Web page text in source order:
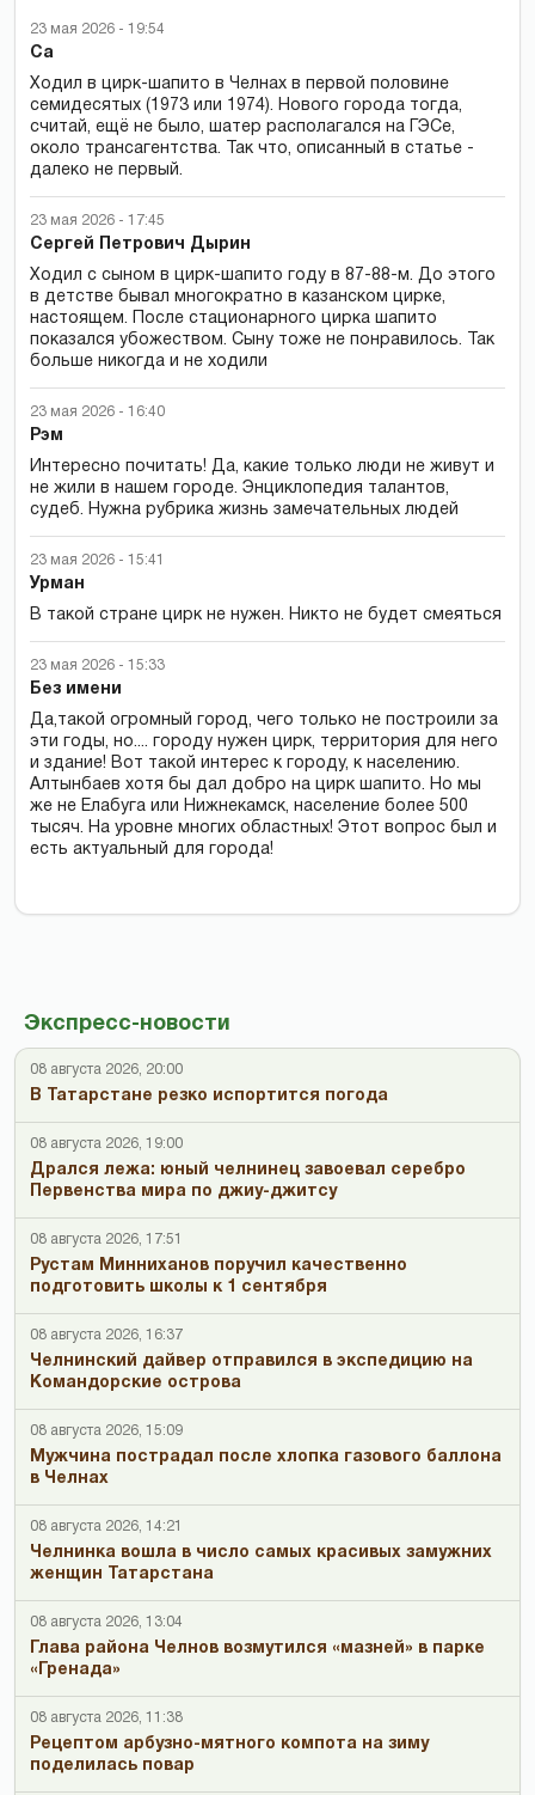
Экспресс-новости
08 августа 2026, 20:00
В Татарстане резко испортится погода
08 августа 2026, 19:00
Дрался лежа: юный челнинец завоевал серебро
Первенства мира по джиу-джитсу
08 августа 2026, 17:51
Рустам Минниханов поручил качественно
подготовить школы к 1 сентября
08 августа 2026, 16:37
Челнинский дайвер отправился в экспедицию на
Командорские острова
08 августа 2026, 15:09
Мужчина пострадал после хлопка газового баллона
в Челнах
08 августа 2026, 14:21
Челнинка вошла в число самых красивых замужних
женщин Татарстана
08 августа 2026, 13:04
Глава района Челнов возмутился «мазней» в парке
«Гренада»
08 августа 2026, 11:38
Рецептом арбузно-мятного компота на зиму
поделилась повар
23 мая 2026 - 19:54
Са
Ходил в цирк-шапито в Челнах в первой половине
семидесятых (1973 или 1974). Нового города тогда,
считай, ещё не было, шатер располагался на ГЭСе,
около трансагентства. Так что, описанный в статье -
далеко не первый.
23 мая 2026 - 17:45
Сергей Петрович Дырин
Ходил с сыном в цирк-шапито году в 87-88-м. До этого
в детстве бывал многократно в казанском цирке,
настоящем. После стационарного цирка шапито
показался убожеством. Сыну тоже не понравилось. Так
больше никогда и не ходили
23 мая 2026 - 16:40
Рэм
Интересно почитать! Да, какие только люди не живут и
не жили в нашем городе. Энциклопедия талантов,
судеб. Нужна рубрика жизнь замечательных людей
23 мая 2026 - 15:41
Урман
B такой стране цирк не нужен. Никто не будет смеяться
23 мая 2026 - 15:33
Без имени
Да,такой огромный город, чего только не построили за
эти годы, но.... городу нужен цирк, территория для него
и здание! Вот такой интерес к городу, к населению.
Алтынбаев хотя бы дал добро на цирк шапито. Но мы
же не Елабуга или Нижнекамск, население более 500
тысяч. На уровне многих областных! Этот вопрос был и
есть актуальный для города!